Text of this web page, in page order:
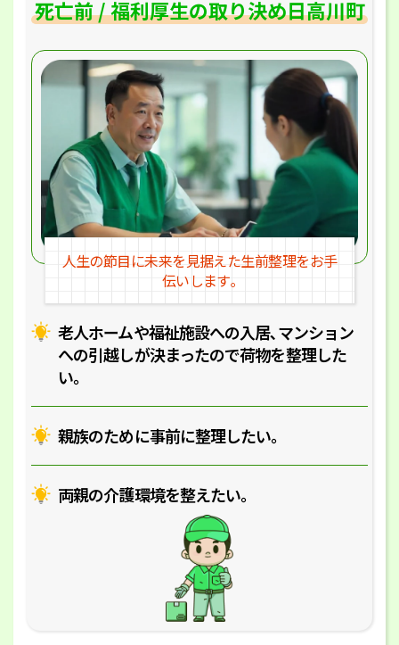
死亡前 / 福利厚生の取り決め日高川町
老人ホームや福祉施設への入居､マンション
への引越しが決まったので荷物を整理した
い｡
親族のために事前に整理したい｡
両親の介護環境を整えたい｡
人生の節目に未来を見据えた生前整理をお手
伝いします｡